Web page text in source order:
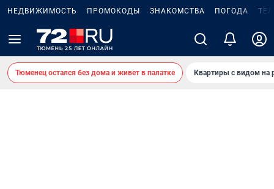
НЕДВИЖИМОСТЬ ПРОМОКОДЫ ЗНАКОМСТВА ПОГОДА
Тюменец остался без дома и живет в палатке Квартиры с видом на